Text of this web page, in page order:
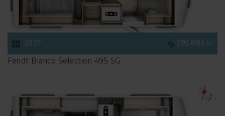
2027 295.886 kr.
Fendt Bianco Selection 495 SG